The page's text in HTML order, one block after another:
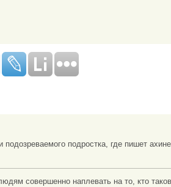
подростка, где пишет
совершенно наплевать на то, кто